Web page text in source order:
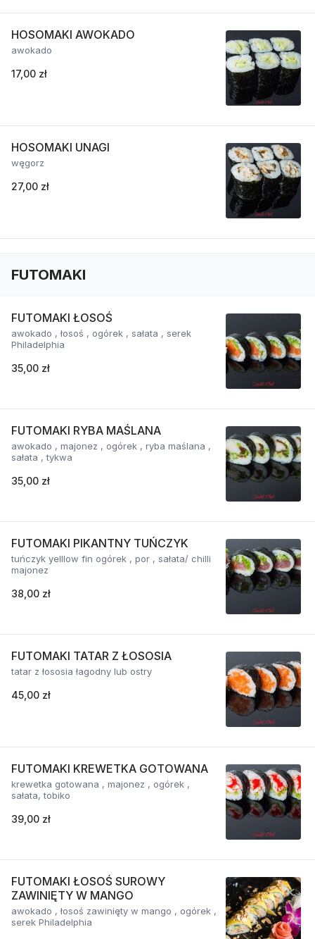
HOSOMAKI AWOKADO
awokado
17,00 zł
HOSOMAKI UNAGI
węgorz
27,00 zł
FUTOMAKI
FUTOMAKI ŁOSOŚ
awokado , łosoś , ogórek , sałata , serek
Philadelphia
35,00 zł
FUTOMAKI RYBA MAŚLANA
awokado , majonez , ogórek , ryba maślana ,
sałata , tykwa
35,00 zł
FUTOMAKI PIKANTNY TUŃCZYK
tuńczyk yelllow fin ogórek , por , sałata/ chilli
majonez
38,00 zł
FUTOMAKI TATAR Z ŁOSOSIA
tatar z łososia łagodny lub ostry
45,00 zł
FUTOMAKI KREWETKA GOTOWANA
krewetka gotowana , majonez , ogórek ,
sałata, tobiko
39,00 zł
FUTOMAKI ŁOSOŚ SUROWY
ZAWINIĘTY W MANGO
awokado , łosoś zawinięty w mango , ogórek ,
serek Philadelphia